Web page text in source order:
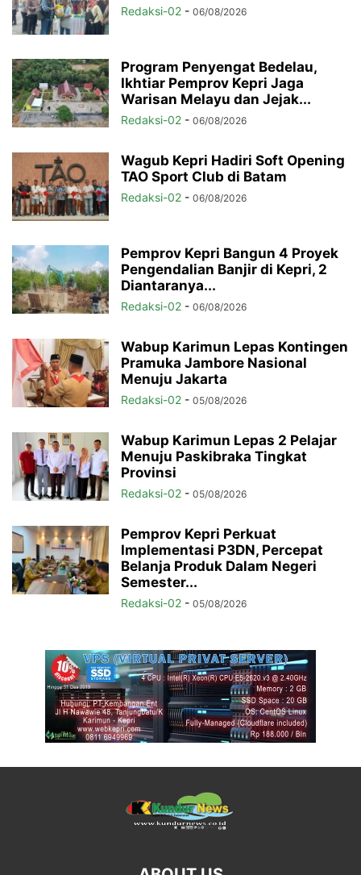
Redaksi-02 - 06/08/2026
Program Penyengat Bedelau,
Ikhtiar Pemprov Kepri Jaga
Warisan Melayu dan Jejak...
Redaksi-02 - 06/08/2026
Wagub Kepri Hadiri Soft Opening
TAO Sport Club di Batam
Redaksi-02 - 06/08/2026
Pemprov Kepri Bangun 4 Proyek
Pengendalian Banjir di Kepri, 2
Diantaranya...
Redaksi-02 - 06/08/2026
Wabup Karimun Lepas Kontingen
Pramuka Jambore Nasional
Menuju Jakarta
Redaksi-02 - 05/08/2026
Wabup Karimun Lepas 2 Pelajar
Menuju Paskibraka Tingkat
Provinsi
Redaksi-02 - 05/08/2026
Pemprov Kepri Perkuat
Implementasi P3DN, Percepat
Belanja Produk Dalam Negeri
Semester...
Redaksi-02 - 05/08/2026